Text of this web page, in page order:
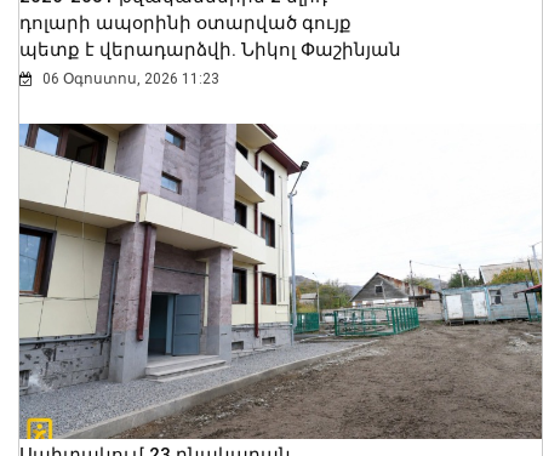
դոլարի ապօրինի օտարված գույք
պետք է վերադարձվի. Նիկոլ Փաշինյան
06 Օգոստոս, 2026 11:23